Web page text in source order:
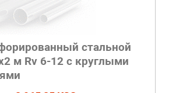
стальной
м Rv 6-12 с круглыми